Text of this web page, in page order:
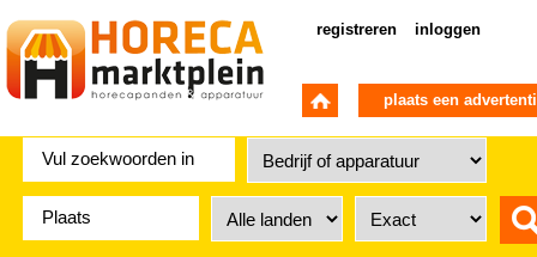
registreren inloggen
plaats een